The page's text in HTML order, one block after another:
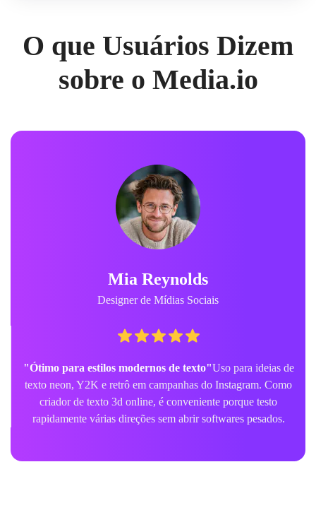
O que Usuários Dizem
sobre o Media.io
Mia Reynolds
Designer de Mídias Sociais
"Ótimo para estilos modernos de texto"Uso para ideias de
texto neon, Y2K e retrô em campanhas do Instagram. Como
criador de texto 3d online, é conveniente porque testo
rapidamente várias direções sem abrir softwares pesados.